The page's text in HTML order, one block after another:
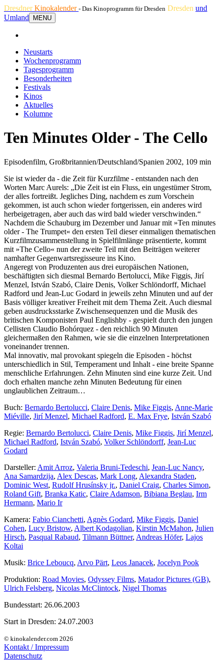
DresdnerKinokalender - Das Kinoprogramm für Dresden Dresden und
Umland
MENU
Neustarts
Wochenprogramm
Tagesprogramm
Besonderheiten
Festivals
Kinos
Aktuelles
Kolumne
Ten Minutes Older - The Cello
Episodenfilm, Großbritannien/Deutschland/Spanien 2002, 109 min
Sie ist wieder da - die Zeit für Kurzfilme - entstanden nach den
Worten Marc Aurels: „Die Zeit ist ein Fluss, ein ungestümer Strom,
der alles fortreißt. Jegliches Ding, nachdem es zum Vorschein
gekommen, ist auch schon wieder fortgerissen, ein anderes wird
herbeigetragen, aber auch das wird bald wieder verschwinden.“
Nachdem die Schauburg im Dezember und Januar mit »Ten minutes
older - The Trumpet« den ersten Teil dieser einmaligen thematischen
Kurzfilmzusammenstellung in Spielfilmlänge präsentierte, kommt
mit »The Cello« nun der zweite Teil mit den Beiträgen weiterer
namhafter Gegenwartsregisseure ins Kino.
Angeregt von Produzenten aus drei europäischen Nationen,
beschäftigten sich diesmal Bernardo Bertolucci, Mike Figgis, Jirí
Menzel, István Szabó, Claire Denis, Volker Schlöndorff, Michael
Radford und Jean-Luc Godard in jeweils zehn Minuten und auf der
Basis völliger kreativer Freiheit mit dem Thema Zeit. Auch diesmal
geben ausdrucksstarke Zwischensequenzen und die Musik des
britischen Komponisten Paul Englishby - gespielt durch den jungen
Cellisten Claudio Bohórquez - den reichlich 90 Minuten
gleichermaßen den Rahmen, wie sie die einzelnen Interpretationen
voneinander trennen.
Mal innovativ, mal provokant spiegeln die Episoden - höchst
unterschiedlich in Stil, Temperament und Inhalt - eine breite Spanne
menschliche Erfahrungen. Zehn Minuten sind eine kurze Zeit. Und
doch erhalten manche zehn Minuten Bedeutung für einen
unglaublichen Zeitraum…
Buch: Bernardo Bertolucci, Claire Denis, Mike Figgis, Anne-Marie
Miéville, Jirí Menzel, Michael Radford, E. Max Frye, István Szabó
Regie: Bernardo Bertolucci, Claire Denis, Mike Figgis, Jirí Menzel,
Michael Radford, István Szabó, Volker Schlöndorff, Jean-Luc
Godard
Darsteller: Amit Arroz, Valeria Bruni-Tedeschi, Jean-Luc Nancy,
Ana Samardzija, Alex Descas, Mark Long, Alexandra Staden,
Dominic West, Rudolf Hrusínsky jr., Daniel Craig, Charles Simon,
Roland Gift, Branka Katic, Claire Adamson, Bibiana Beglau, Irm
Hermann, Mario Ir
Kamera: Fabio Cianchetti, Agnès Godard, Mike Figgis, Daniel
Cohen, Lucy Bristow, Albert Kodagolian, Kirstin McMahon, Julien
Hirsch, Pasqual Rabaud, Tilmann Büttner, Andreas Höfer, Lajos
Koltai
Musik: Brice Leboucq, Arvo Pärt, Leos Janacek, Jocelyn Pook
Produktion: Road Movies, Odyssey Films, Matador Pictures (GB),
Ulrich Felsberg, Nicolas McClintock, Nigel Thomas
Bundesstart: 26.06.2003
Start in Dresden: 24.07.2003
© kinokalender.com 2026
Kontakt / Impressum
Datenschutz